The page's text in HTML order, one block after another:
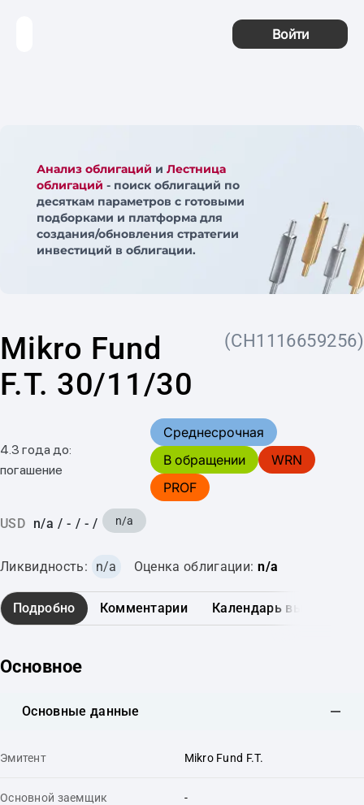
Войти
Анализ облигаций и Лестница
облигаций - поиск облигаций по
десяткам параметров с готовыми
подборками и платформа для
создания/обновления стратегии
инвестиций в облигации.
Mikro Fund
F.T. 30/11/30
(CH1116659256)
4.3 года до:
погашение
Среднесрочная
В обращении
WRN
PROF
USD n/a / - / - / n/a
Ликвидность: n/a Оценка облигации: n/a
Подробно Комментарии Календарь выплат
Основное
Основные данные
Эмитент Mikro Fund F.T.
Основной заемщик -